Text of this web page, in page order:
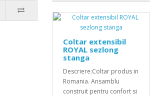
Coltar extensibil
ROYAL sezlong
stanga
Descriere:Coltar produs in
Romania. Ansamblu
construit pentru confort si